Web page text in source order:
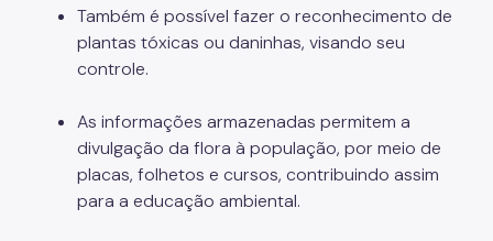
Também é possível fazer o reconhecimento de
plantas tóxicas ou daninhas, visando seu
controle.
As informações armazenadas permitem a
divulgação da flora à população, por meio de
placas, folhetos e cursos, contribuindo assim
para a educação ambiental.